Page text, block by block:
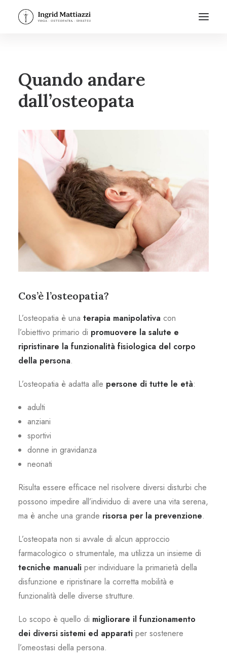
Quando andare
dall’osteopata
Cos’è l’osteopatia?
L’osteopatia è una terapia manipolativa con
l’obiettivo primario di promuovere la salute e
ripristinare la funzionalità fisiologica del corpo
della persona.
L’osteopatia è adatta alle persone di tutte le età:
adulti
anziani
sportivi
donne in gravidanza
neonati
Risulta essere efficace nel risolvere diversi disturbi che
possono impedire all’individuo di avere una vita serena,
ma è anche una grande risorsa per la prevenzione.
L’osteopata non si avvale di alcun approccio
farmacologico o strumentale, ma utilizza un insieme di
tecniche manuali per individuare la primarietà della
disfunzione e ripristinare la corretta mobilità e
funzionalità delle diverse strutture.
Lo scopo è quello di migliorare il funzionamento
dei diversi sistemi ed apparati per sostenere
l’omeostasi della persona.